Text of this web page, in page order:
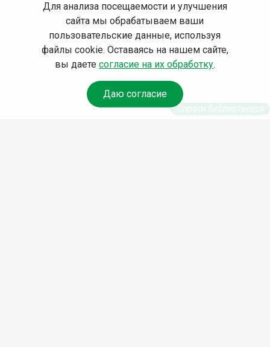
Для анализа посещаемости и улучшения
сайта мы обрабатываем ваши
пользовательские данные, используя
файлы cookie. Оставаясь на нашем сайте,
вы даете согласие на их обработку.
Даю согласие
Спроси библиотекаря